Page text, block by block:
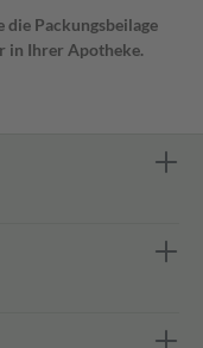
die Packungsbeilage
in Ihrer Apotheke.